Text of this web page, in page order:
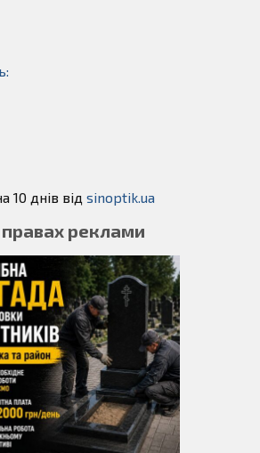
10 днів від sinoptik.ua
реклами